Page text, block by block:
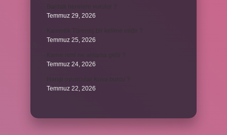
Temmuz 29, 2026
Temmuz 25, 2026
Temmuz 24, 2026
Temmuz 22, 2026